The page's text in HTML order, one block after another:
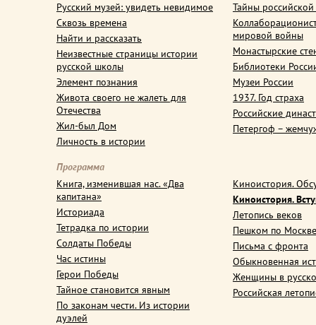
Русский музей: увидеть невидимое
Сквозь времена
Найти и рассказать
Неизвестные страницы истории
русской школы
Элемент познания
Живота своего не жалеть для
Отечества
Жил-был Дом
Личность в истории
Тайны
мировой войны
Монастырские
Библиотеки
Музеи России
1937. Год страха
Российские
Петергоф –
Программа
Книга, изменившая нас. «Два
капитана»
Историада
Тетрадка по истории
Солдаты Победы
Час истины
Герои Победы
Тайное становится явным
По законам чести. Из истории
дуэлей
Киноистория.
Киноистория.
Летопись веков
Пешком по Москве
Письма с фронта
Обыкновенная
Женщины в
Российская